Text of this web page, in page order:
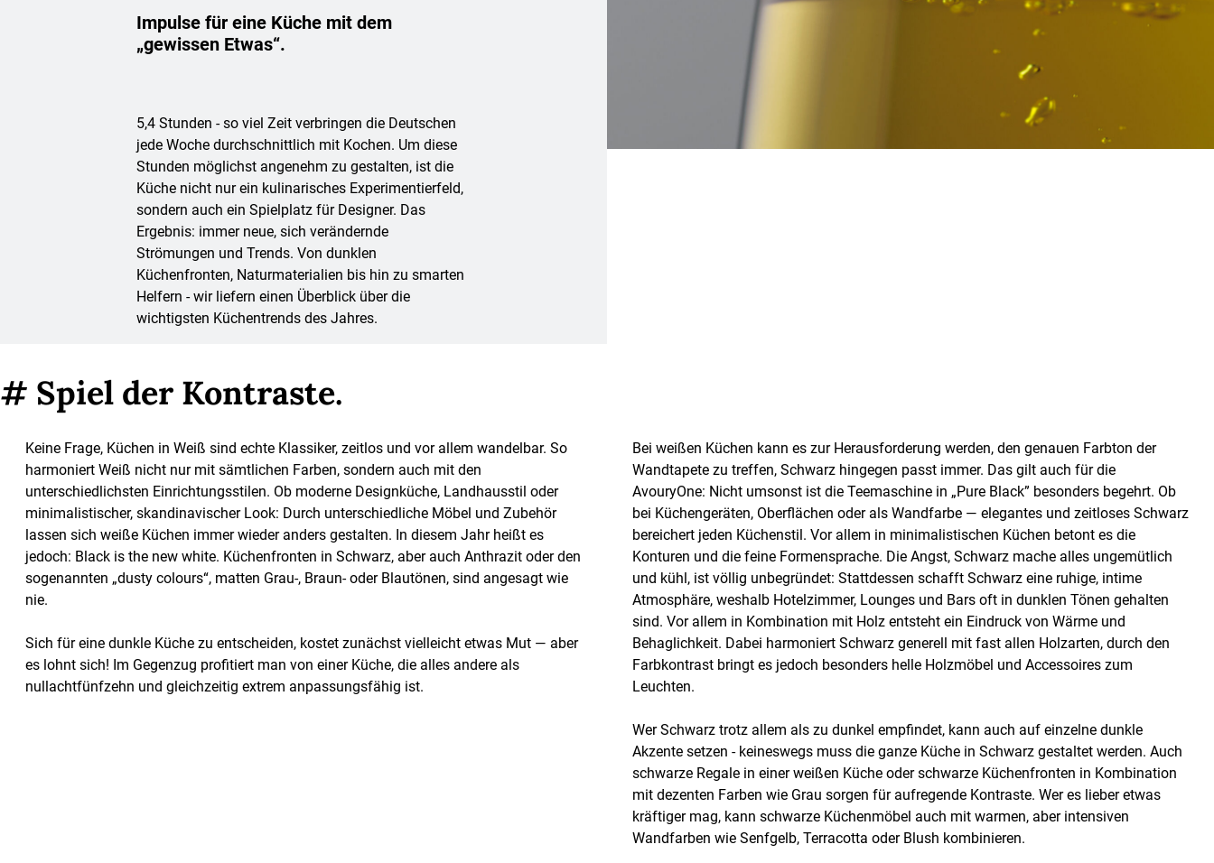
Impulse für eine Küche mit dem
„gewissen Etwas“.
5,4 Stunden - so viel Zeit verbringen die Deutschen
jede Woche durchschnittlich mit Kochen. Um diese
Stunden möglichst angenehm zu gestalten, ist die
Küche nicht nur ein kulinarisches Experimentierfeld,
sondern auch ein Spielplatz für Designer. Das
Ergebnis: immer neue, sich verändernde
Strömungen und Trends. Von dunklen
Küchenfronten, Naturmaterialien bis hin zu smarten
Helfern - wir liefern einen Überblick über die
wichtigsten Küchentrends des Jahres.
# Spiel der Kontraste.
Keine Frage, Küchen in Weiß sind echte Klassiker, zeitlos und vor allem wandelbar. So
harmoniert Weiß nicht nur mit sämtlichen Farben, sondern auch mit den
unterschiedlichsten Einrichtungsstilen. Ob moderne Designküche, Landhausstil oder
minimalistischer, skandinavischer Look: Durch unterschiedliche Möbel und Zubehör
lassen sich weiße Küchen immer wieder anders gestalten. In diesem Jahr heißt es
jedoch: Black is the new white. Küchenfronten in Schwarz, aber auch Anthrazit oder den
sogenannten „dusty colours“, matten Grau-, Braun- oder Blautönen, sind angesagt wie
nie.
Sich für eine dunkle Küche zu entscheiden, kostet zunächst vielleicht etwas Mut — aber
es lohnt sich! Im Gegenzug profitiert man von einer Küche, die alles andere als
nullachtfünfzehn und gleichzeitig extrem anpassungsfähig ist.
Bei weißen Küchen kann es zur Herausforderung werden, den genauen Farbton der
Wandtapete zu treffen, Schwarz hingegen passt immer. Das gilt auch für die
AvouryOne: Nicht umsonst ist die Teemaschine in „Pure Black” besonders begehrt. Ob
bei Küchengeräten, Oberflächen oder als Wandfarbe — elegantes und zeitloses Schwarz
bereichert jeden Küchenstil. Vor allem in minimalistischen Küchen betont es die
Konturen und die feine Formensprache. Die Angst, Schwarz mache alles ungemütlich
und kühl, ist völlig unbegründet: Stattdessen schafft Schwarz eine ruhige, intime
Atmosphäre, weshalb Hotelzimmer, Lounges und Bars oft in dunklen Tönen gehalten
sind. Vor allem in Kombination mit Holz entsteht ein Eindruck von Wärme und
Behaglichkeit. Dabei harmoniert Schwarz generell mit fast allen Holzarten, durch den
Farbkontrast bringt es jedoch besonders helle Holzmöbel und Accessoires zum
Leuchten.
Wer Schwarz trotz allem als zu dunkel empfindet, kann auch auf einzelne dunkle
Akzente setzen - keineswegs muss die ganze Küche in Schwarz gestaltet werden. Auch
schwarze Regale in einer weißen Küche oder schwarze Küchenfronten in Kombination
mit dezenten Farben wie Grau sorgen für aufregende Kontraste. Wer es lieber etwas
kräftiger mag, kann schwarze Küchenmöbel auch mit warmen, aber intensiven
Wandfarben wie Senfgelb, Terracotta oder Blush kombinieren.